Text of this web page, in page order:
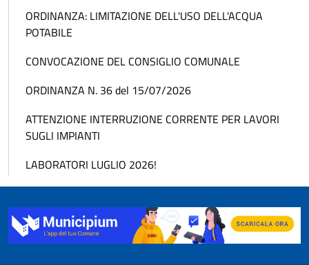
ORDINANZA: LIMITAZIONE DELL'USO DELL'ACQUA
POTABILE
CONVOCAZIONE DEL CONSIGLIO COMUNALE
ORDINANZA N. 36 del 15/07/2026
ATTENZIONE INTERRUZIONE CORRENTE PER LAVORI
SUGLI IMPIANTI
LABORATORI LUGLIO 2026!